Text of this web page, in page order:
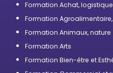
Formation Achat,
Formation Agroalimentaire,
Formation Animaux, nature
Formation Arts
Formation Bien-être et